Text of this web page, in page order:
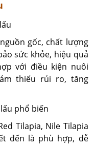
gốc, chất lượng
sức khỏe, hiệu quả
với điều kiện nuôi
thiểu rủi ro, tăng
phổ biến
Tilapia, Nile Tilapia
đến là phù hợp, dễ